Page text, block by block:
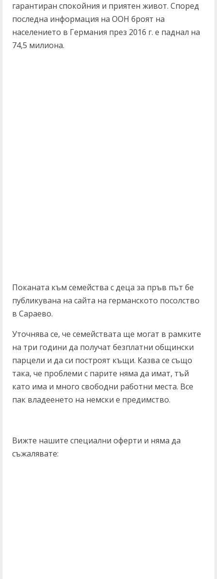
гарантиран спокойния и приятен живот. Според
последна информация на ООН броят на
населението в Германия през 2016 г. е паднал на
74,5 милиона.
Поканата към семейства с деца за пръв път бе
публикувана на сайта на германското посолство
в Сараево.
Уточнява се, че семействата ще могат в рамките
на три години да получат безплатни общински
парцели и да си построят къщи. Казва се също
така, че проблеми с парите няма да имат, тъй
като има и много свободни работни места. Все
пак владеенето на немски е предимство.
Вижте нашите специални оферти и няма да
съжалявате: